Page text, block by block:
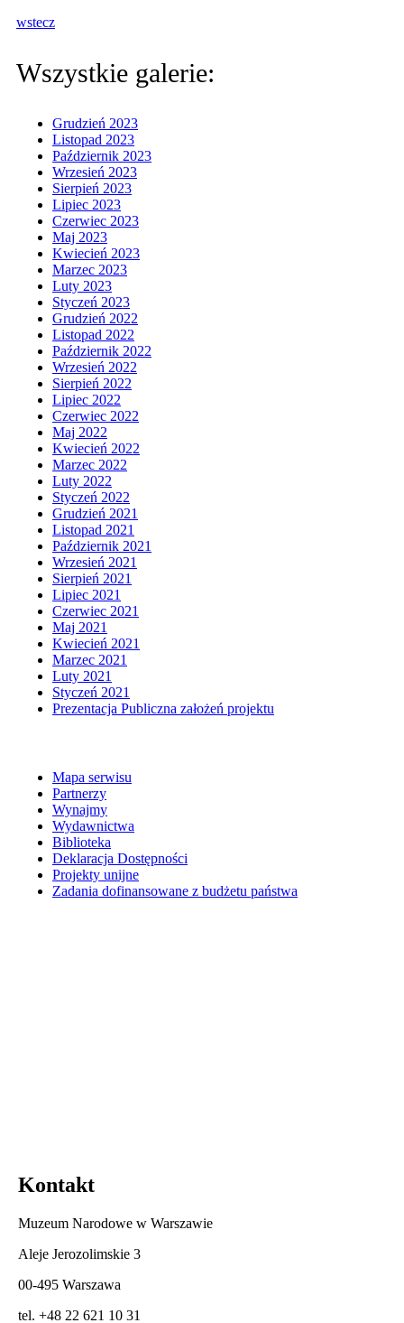
wstecz
Wszystkie galerie:
Grudzień 2023
Listopad 2023
Październik 2023
Wrzesień 2023
Sierpień 2023
Lipiec 2023
Czerwiec 2023
Maj 2023
Kwiecień 2023
Marzec 2023
Luty 2023
Styczeń 2023
Grudzień 2022
Listopad 2022
Październik 2022
Wrzesień 2022
Sierpień 2022
Lipiec 2022
Czerwiec 2022
Maj 2022
Kwiecień 2022
Marzec 2022
Luty 2022
Styczeń 2022
Grudzień 2021
Listopad 2021
Październik 2021
Wrzesień 2021
Sierpień 2021
Lipiec 2021
Czerwiec 2021
Maj 2021
Kwiecień 2021
Marzec 2021
Luty 2021
Styczeń 2021
Prezentacja Publiczna założeń projektu
Mapa serwisu
Partnerzy
Wynajmy
Wydawnictwa
Biblioteka
Deklaracja Dostępności
Projekty unijne
Zadania dofinansowane z budżetu państwa
Kontakt
Muzeum Narodowe w Warszawie
Aleje Jerozolimskie 3
00-495 Warszawa
tel. +48 22 621 10 31